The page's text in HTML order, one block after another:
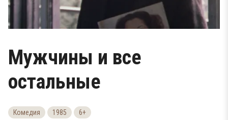
Мужчины и все
остальные
Комедия 1985 6+